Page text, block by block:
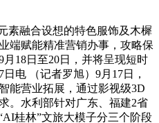
融合设想的特色服饰及木樨
端赋能精准营销办事，攻略保
18日至20日，并将呈现短时
电 （记者罗旭）9月17日，
能营业拓展，通过影视级3D
。水利部针对广东、福建2省
桂林”文旅大模子分三个阶段